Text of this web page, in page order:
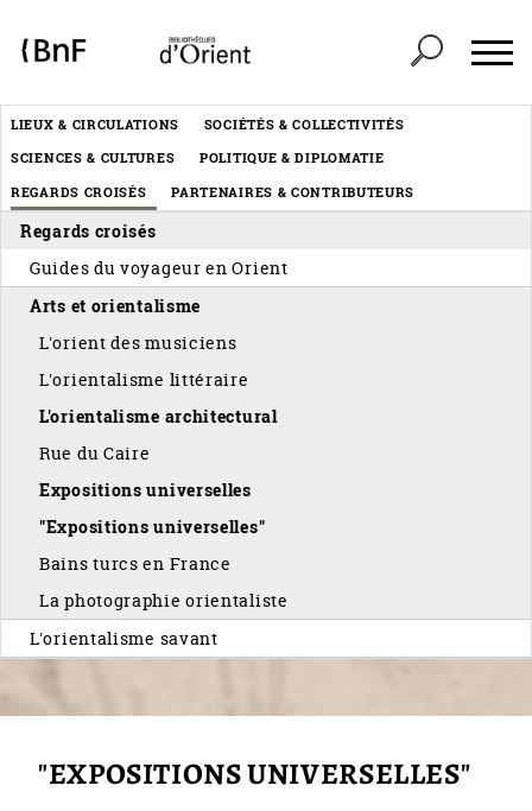
Menu
éditorial
LIEUX & CIRCULATIONS
SOCIÉTÉS & COLLECTIVITÉS
SCIENCES & CULTURES
POLITIQUE & DIPLOMATIE
REGARDS CROISÉS
PARTENAIRES & CONTRIBUTEURS
Regards croisés
Guides du voyageur en Orient
Arts et orientalisme
L'orient des musiciens
L'orientalisme littéraire
L'orientalisme architectural
Rue du Caire
Expositions universelles
"Expositions universelles"
Bains turcs en France
La photographie orientaliste
L'orientalisme savant
"EXPOSITIONS UNIVERSELLES"